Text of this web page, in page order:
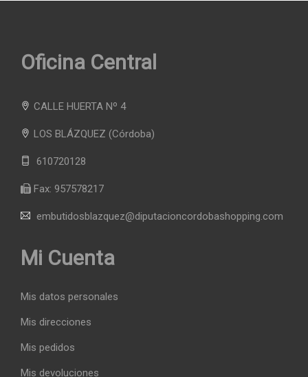
Oficina Central
CALLE HUERTA Nº 4
LOS BLÁZQUEZ (Córdoba)
610720128
Fax: 957578217
embutidosblazquez@diputacioncordobashopping.com
Mi Cuenta
Mis datos personales
Mis direcciones
Mis pedidos
Mis devoluciones